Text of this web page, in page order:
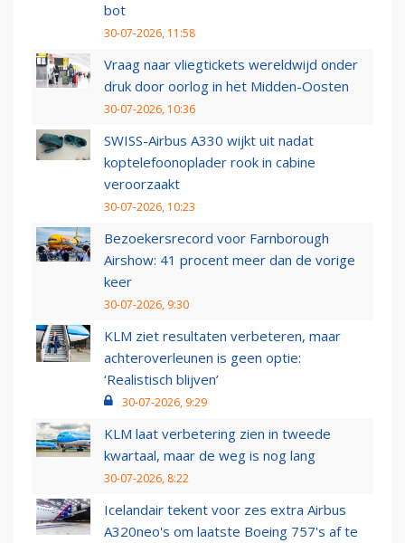
bot
30-07-2026, 11:58
Vraag naar vliegtickets wereldwijd onder
druk door oorlog in het Midden-Oosten
30-07-2026, 10:36
SWISS-Airbus A330 wijkt uit nadat
koptelefoonoplader rook in cabine
veroorzaakt
30-07-2026, 10:23
Bezoekersrecord voor Farnborough
Airshow: 41 procent meer dan de vorige
keer
30-07-2026, 9:30
KLM ziet resultaten verbeteren, maar
achteroverleunen is geen optie:
‘Realistisch blijven’
30-07-2026, 9:29
KLM laat verbetering zien in tweede
kwartaal, maar de weg is nog lang
30-07-2026, 8:22
Icelandair tekent voor zes extra Airbus
A320neo's om laatste Boeing 757's af te